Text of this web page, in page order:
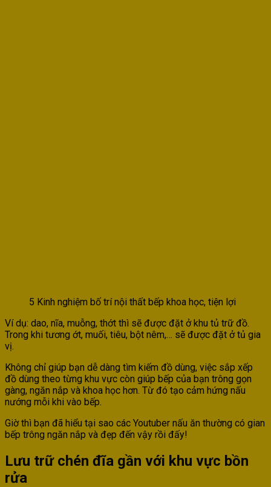
5 Kinh nghiệm bố trí nội thất bếp khoa học, tiện lợi
Ví dụ: dao, nĩa, muỗng, thớt thì sẽ được đặt ở khu tủ trữ đồ.
Trong khi tương ớt, muối, tiêu, bột nêm,… sẽ được đặt ở tủ gia
vị.
Không chỉ giúp bạn dễ dàng tìm kiếm đồ dùng, việc sắp xếp
đồ dùng theo từng khu vực còn giúp bếp của bạn trông gọn
gàng, ngăn nắp và khoa học hơn. Từ đó tạo cảm hứng nấu
nướng mỗi khi vào bếp.
Giờ thì bạn đã hiểu tại sao các Youtuber nấu ăn thường có gian
bếp trông ngăn nắp và đẹp đến vậy rồi đấy!
Lưu trữ chén đĩa gần với khu vực bồn
rửa